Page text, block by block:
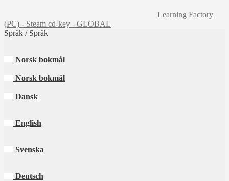
Learning Factory
(PC) - Steam cd-key - GLOBAL
Språk / Språk
Norsk bokmål
Norsk bokmål
Dansk
English
Svenska
Deutsch